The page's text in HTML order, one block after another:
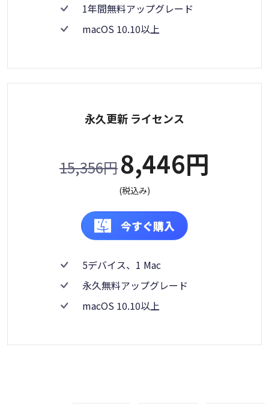
1年間無料アップグレード
macOS 10.10以上
永久更新 ライセンス
15,356円8,446円
(税込み)
今すぐ購入
5デバイス、1 Mac
永久無料アップグレード
macOS 10.10以上